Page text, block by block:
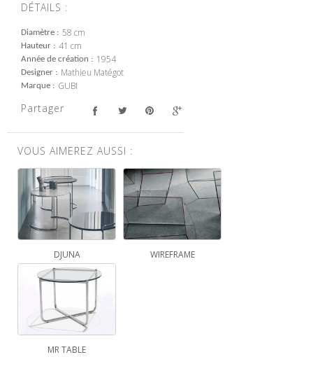
DÉTAILS :
Diamètre 58 cm
Hauteur 41 cm
Année de création 1954
Designer Mathieu Matégot
Marque GUBI
Partager
VOUS AIMEREZ AUSSI :
DJUNA WIREFRAME
MR TABLE